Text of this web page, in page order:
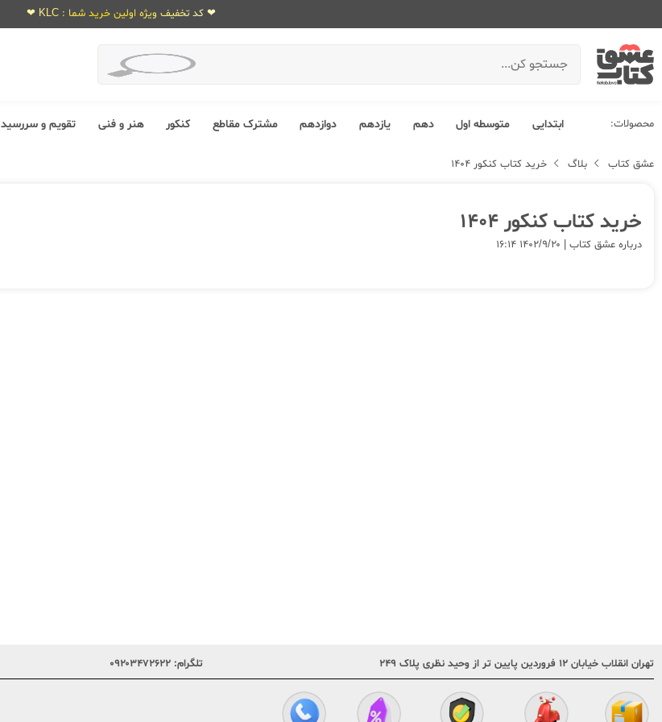
❤ کد تخفیف ویژه اولین خرید شما : KLC ❤
محصولات: ابتدایی متوسطه اول دهم یازدهم دوازدهم مشترک مقاطع کنکور هنر و فنی تقویم و سررسید
عشق کتاب بلاگ خرید کتاب کنکور 1404
خرید کتاب کنکور 1404
درباره عشق کتاب | ۱۴۰۲/۹/۲۰ ۱۶:۱۴
تهران انقلاب خیابان ۱۲ فروردین پایین تر از وحید نظری پلاک ۲۴۹ تلگرام: ۰۹۲۰۳۴۷۲۶۲۲